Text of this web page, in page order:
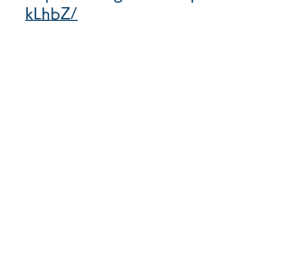
kLhbZ/